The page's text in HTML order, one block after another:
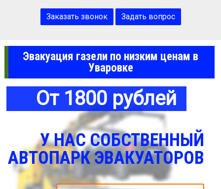
Заказать звонок Задать вопрос
Эвакуация газели по низким ценам в
Уваровке
От 1800 рублей
У НАС СОБСТВЕННЫЙ
АВТОПАРК ЭВАКУАТОРОВ